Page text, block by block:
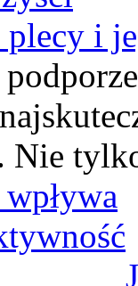
plecy i
Nie